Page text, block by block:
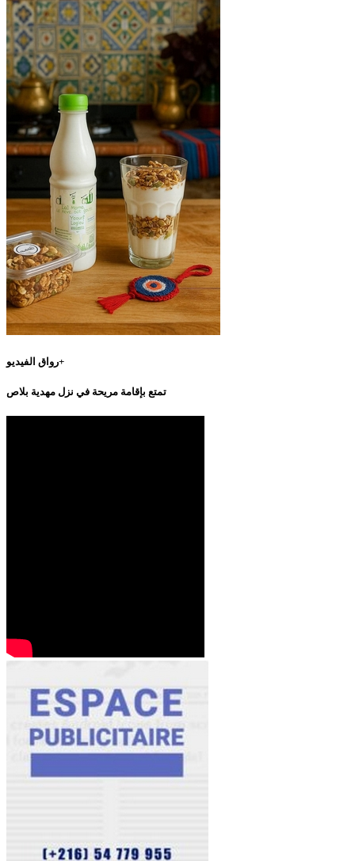
رواق الفيديو+
تمتع بإقامة مريحة في نزل مهدية بلاص